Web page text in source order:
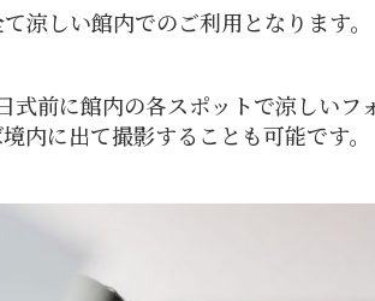
涼しい館内でのご利用となります。
前に館内の各スポットで涼しいフ
内に出て撮影することも可能です。